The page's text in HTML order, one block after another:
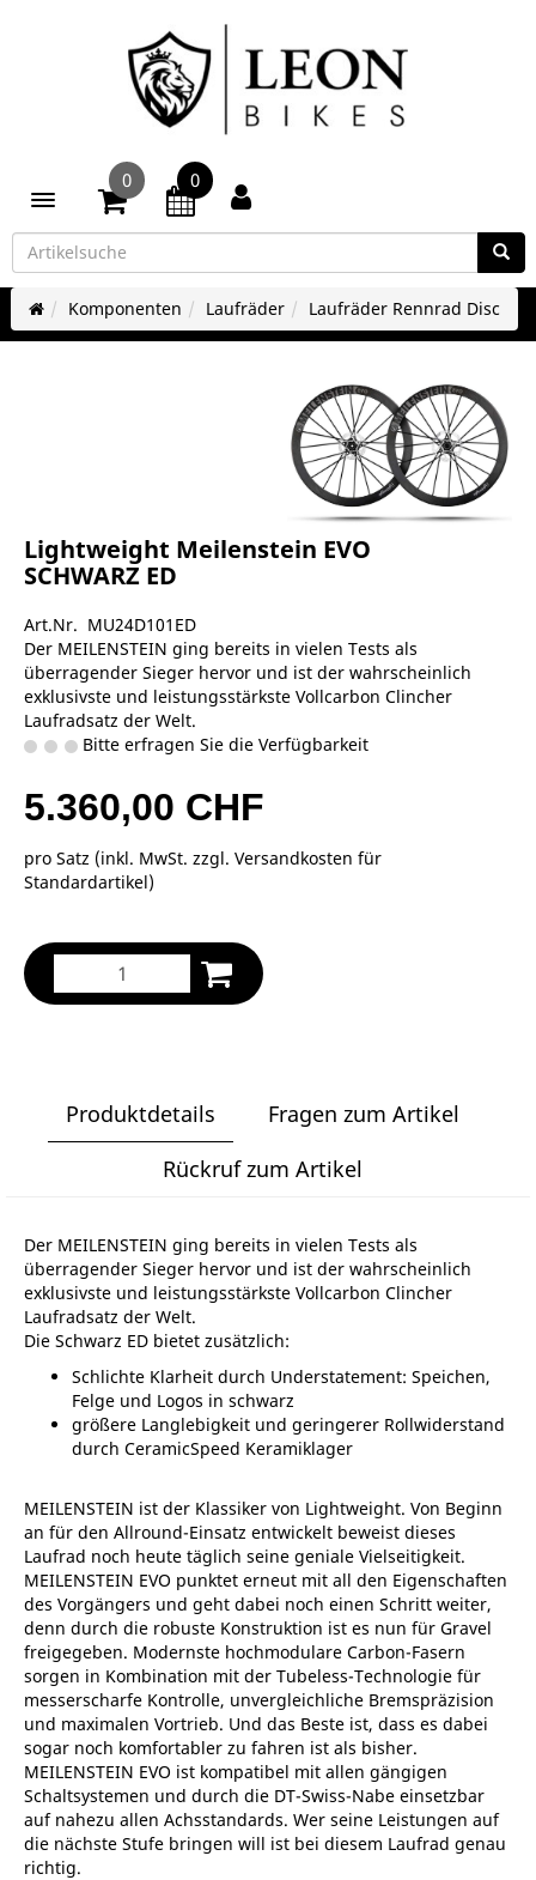
Toggle navigation
0 0
Komponenten Laufräder Laufräder Rennrad Disc
Lightweight Meilenstein EVO
SCHWARZ ED
Art.Nr. MU24D101ED
Der MEILENSTEIN ging bereits in vielen Tests als
überragender Sieger hervor und ist der wahrscheinlich
exklusivste und leistungsstärkste Vollcarbon Clincher
Laufradsatz der Welt.
Bitte erfragen Sie die Verfügbarkeit
5.360,00 CHF
pro Satz (inkl. MwSt. zzgl. Versandkosten für
Standardartikel)
Produktdetails
Fragen zum Artikel
Rückruf zum Artikel
Der MEILENSTEIN ging bereits in vielen Tests als
überragender Sieger hervor und ist der wahrscheinlich
exklusivste und leistungsstärkste Vollcarbon Clincher
Laufradsatz der Welt.
Die Schwarz ED bietet zusätzlich:
Schlichte Klarheit durch Understatement: Speichen,
Felge und Logos in schwarz
größere Langlebigkeit und geringerer Rollwiderstand
durch CeramicSpeed Keramiklager
MEILENSTEIN ist der Klassiker von Lightweight. Von Beginn
an für den Allround-Einsatz entwickelt beweist dieses
Laufrad noch heute täglich seine geniale Vielseitigkeit.
MEILENSTEIN EVO punktet erneut mit all den Eigenschaften
des Vorgängers und geht dabei noch einen Schritt weiter,
denn durch die robuste Konstruktion ist es nun für Gravel
freigegeben. Modernste hochmodulare Carbon-Fasern
sorgen in Kombination mit der Tubeless-Technologie für
messerscharfe Kontrolle, unvergleichliche Bremspräzision
und maximalen Vortrieb. Und das Beste ist, dass es dabei
sogar noch komfortabler zu fahren ist als bisher.
MEILENSTEIN EVO ist kompatibel mit allen gängigen
Schaltsystemen und durch die DT-Swiss-Nabe einsetzbar
auf nahezu allen Achsstandards. Wer seine Leistungen auf
die nächste Stufe bringen will ist bei diesem Laufrad genau
richtig.